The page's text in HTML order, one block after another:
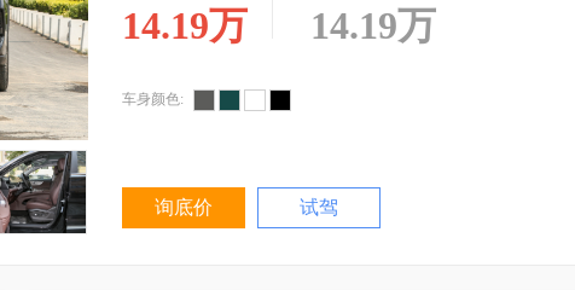
14.19万 14.19万
车身颜色:
询底价 试驾